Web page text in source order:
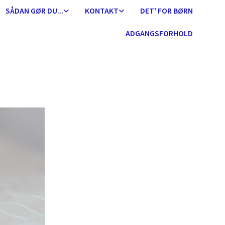
SÅDAN GØR DU... KONTAKT DET' FOR BØRN
ADGANGSFORHOLD